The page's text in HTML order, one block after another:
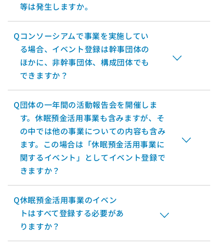
等は発生しますか。
Qコンソーシアムで事業を実施してい
る場合、イベント登録は幹事団体の
ほかに、非幹事団体、構成団体でも
できますか？
Q団体の一年間の活動報告会を開催しま
す。休眠預金活用事業も含みますが、そ
の中では他の事業についての内容も含み
ます。この場合は「休眠預金活用事業に
関するイベント」としてイベント登録で
きますか？
Q休眠預金活用事業のイベン
トはすべて登録する必要があ
りますか？